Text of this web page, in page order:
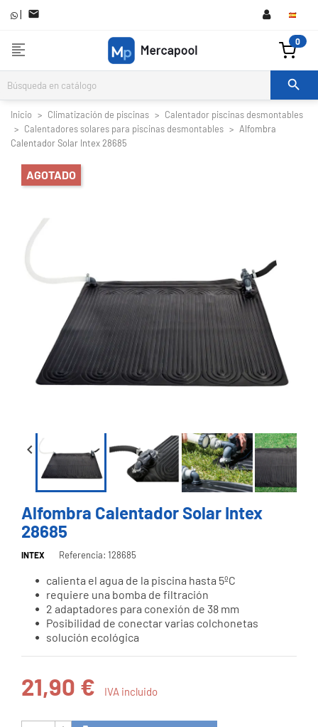
| 
format_align_left 0

Inicio Climatización de piscinas
Calentador piscinas desmontables
Calentadores solares para piscinas desmontables
Alfombra
Calentador Solar Intex 28685
AGOTADO
 
Alfombra Calentador Solar Intex
28685
INTEX Referencia: 128685
calienta el agua de la piscina hasta 5ºC
requiere una bomba de filtración
2 adaptadores para conexión de 38 mm
Posibilidad de conectar varias colchonetas
solución ecológica
21,90 € IVA incluido